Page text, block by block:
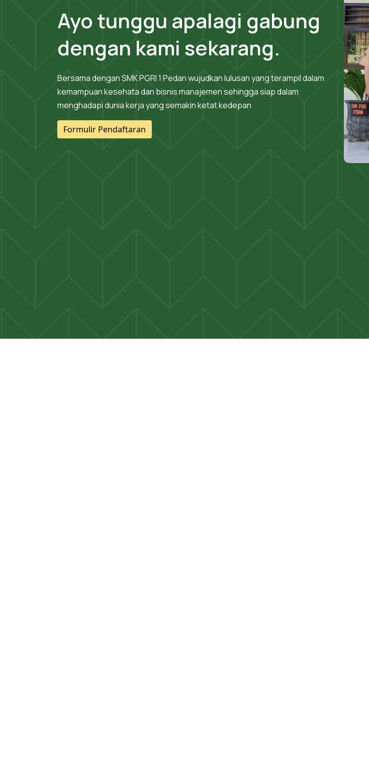
Ayo tunggu apalagi gabung
dengan kami sekarang.
Bersama dengan SMK PGRI 1 Pedan wujudkan lulusan yang terampil dalam
kemampuan kesehata dan bisnis manajemen sehingga siap dalam
menghadapi dunia kerja yang semakin ketat kedepan
Formulir Pendaftaran